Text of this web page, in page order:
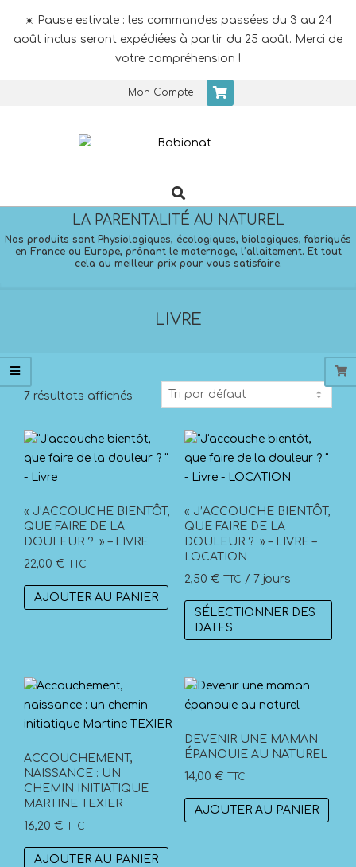
☀️ Pause estivale : les commandes passées du 3 au 24
août inclus seront expédiées à partir du 25 août. Merci de
votre compréhension !
Mon Compte
Navigation
Search
LA PARENTALITÉ AU NATUREL
Nos produits sont Physiologiques, écologiques, biologiques, fabriqués
en France ou Europe, prônant le maternage, l’allaitement. Et tout
cela au meilleur prix pour vous satisfaire.
LIVRE
7 résultats affichés
« J’ACCOUCHE BIENTÔT,
QUE FAIRE DE LA
DOULEUR ? » – LIVRE
22,00 € TTC
AJOUTER AU PANIER
« J’ACCOUCHE BIENTÔT,
QUE FAIRE DE LA
DOULEUR ? » – LIVRE –
LOCATION
2,50 € TTC / 7 jours
SÉLECTIONNER DES
DATES
ACCOUCHEMENT,
NAISSANCE : UN
CHEMIN INITIATIQUE
MARTINE TEXIER
16,20 € TTC
AJOUTER AU PANIER
DEVENIR UNE MAMAN
ÉPANOUIE AU NATUREL
14,00 € TTC
AJOUTER AU PANIER